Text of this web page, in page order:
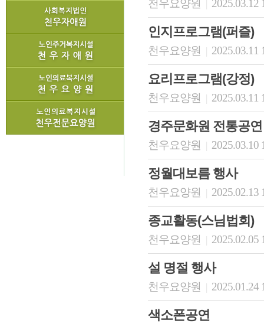
천우요양원 2025.03.12
인지프로그램(퍼즐)
천우요양원 2025.03.11
요리프로그램(강정)
천우요양원 2025.03.11
경주문화원 전통공연
천우요양원 2025.03.10
정월대보름 행사
천우요양원 2025.02.13
종교활동(스님법회)
천우요양원 2025.02.05
설 명절 행사
천우요양원 2025.01.24
색소폰공연